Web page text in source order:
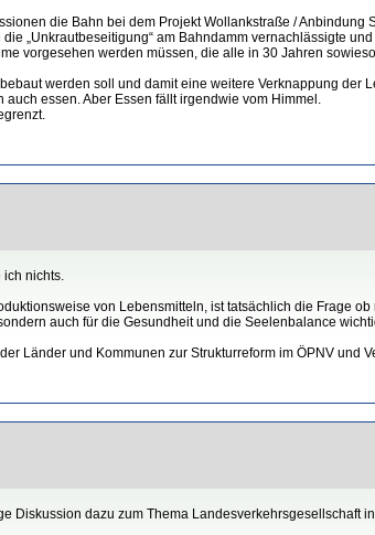
die Bahn bei dem Projekt Wollankstraße /
„Unkrautbeseitigung“ am Bahndamm vernachlässigte
vorgesehen werden müssen, die alle in 30 Jahren
werden soll und damit eine weitere Verknappung der
essen. Aber Essen fällt irgendwie vom Himmel.
nichts.
von Lebensmitteln, ist tatsächlich die Frage
auch für die Gesundheit und die Seelenbalance
Länder und Kommunen zur Strukturreform im ÖPNV und
Diskussion dazu zum Thema Landesverkehrsgesellschaft